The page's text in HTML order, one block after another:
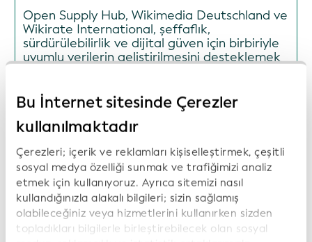
Bu İnternet sitesinde Çerezler
kullanılmaktadır
Çerezleri; içerik ve reklamları kişiselleştirmek, çeşitli
sosyal medya özelliği sunmak ve trafiğimizi analiz
etmek için kullanıyoruz. Ayrıca sitemizi nasıl
kullandığınızla alakalı bilgileri; sizin sağlamış
olabileceğiniz veya hizmetlerini kullanırken sizden
topladıkları bilgilerle birleştirebilecek olan sosyal
Open Supply Hub, Wikimedia Deutschland ve
Wikirate International, şeffaflık,
sürdürülebilirlik ve dijital güven için birbiriyle
uyumlu verilerin geliştirilmesini desteklemek
Tarih: 2026-07-16
ISITC ve GLEIF, Sektördeki En İyi
Uygulamaları ve Veri Şeffaflığını
Desteklemek Üzere İşbirliği Başlattı
Tarih: 2026-06-16